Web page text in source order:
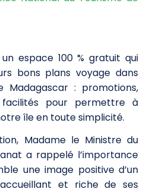
espace 100 % gratuit qui
bons plans voyage dans
Madagascar : promotions,
pour permettre à
île en toute simplicité.
Madame le Ministre du
a rappelé l’importance
une image positive d’un
et riche de ses